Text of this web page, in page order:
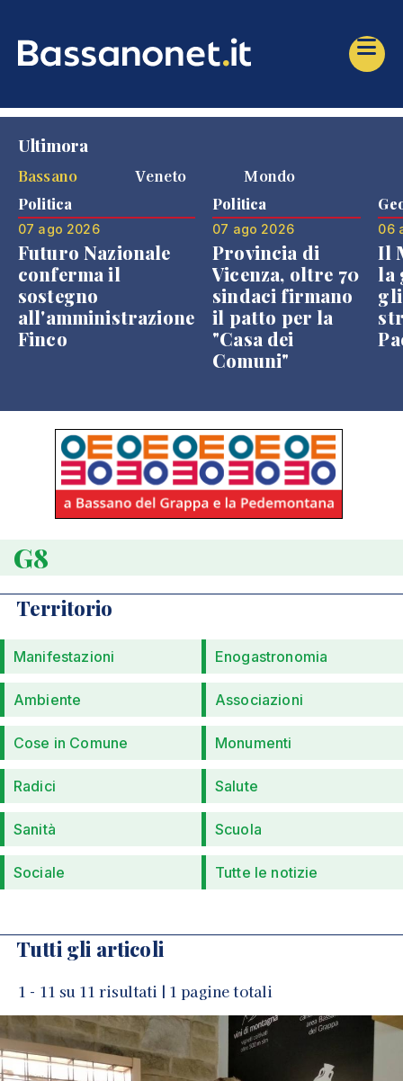
Ultimora
Bassano
Veneto Mondo
Politica
07 ago 2026
Futuro Nazionale
conferma il
sostegno
all'amministrazione
Finco
Politica
07 ago 2026
Provincia di
Vicenza, oltre 70
sindaci firmano
il patto per la
"Casa dei
Comuni"
06
Il
la
G8
Territorio
Manifestazioni Enogastronomia
Ambiente Associazioni
Cose in Comune Monumenti
Radici Salute
Sanità Scuola
Sociale Tutte le notizie
Tutti gli articoli
1 - 11 su 11 risultati | 1 pagine totali